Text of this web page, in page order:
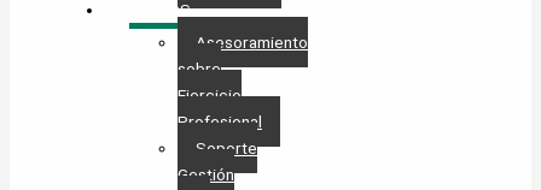
SERVICIOS
Asesoramiento
sobre
Ejercicio
Profesional
Soporte
Gestión